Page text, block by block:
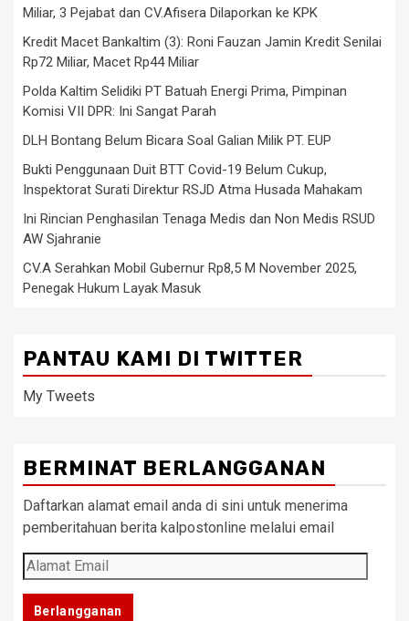
Miliar, 3 Pejabat dan CV.Afisera Dilaporkan ke KPK
Kredit Macet Bankaltim (3): Roni Fauzan Jamin Kredit Senilai
Rp72 Miliar, Macet Rp44 Miliar
Polda Kaltim Selidiki PT Batuah Energi Prima, Pimpinan
Komisi VII DPR: Ini Sangat Parah
DLH Bontang Belum Bicara Soal Galian Milik PT. EUP
Bukti Penggunaan Duit BTT Covid-19 Belum Cukup,
Inspektorat Surati Direktur RSJD Atma Husada Mahakam
Ini Rincian Penghasilan Tenaga Medis dan Non Medis RSUD
AW Sjahranie
CV.A Serahkan Mobil Gubernur Rp8,5 M November 2025,
Penegak Hukum Layak Masuk
PANTAU KAMI DI TWITTER
My Tweets
BERMINAT BERLANGGANAN
Daftarkan alamat email anda di sini untuk menerima
pemberitahuan berita kalpostonline melalui email
Alamat
Email
Berlangganan